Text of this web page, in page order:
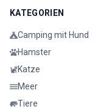
KATEGORIEN
Camping mit Hund
Hamster
Katze
Meer
Tiere